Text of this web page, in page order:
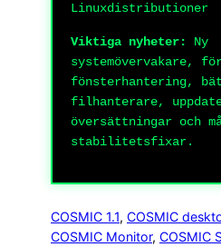
Linuxdistributioner
Viktiga nyheter:
Ny
systemövervakare,
fönsterhantering,
filhanterare,
översättningar och
stabilitetsfixar.
COSMIC 1.1, COSMIC
COSMIC Monitor, COSMIC